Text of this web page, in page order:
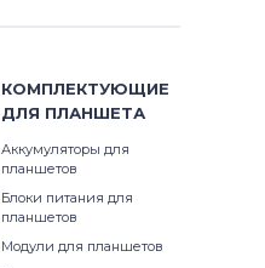
КОМПЛЕКТУЮЩИЕ
ДЛЯ ПЛАНШЕТА
Аккумуляторы для
планшетов
Блоки питания для
планшетов
Модули для планшетов